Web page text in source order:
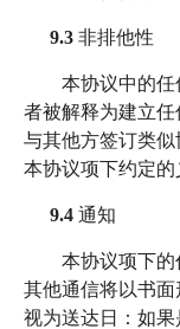
9.3 非排他性
本协议中的任
者被解释为建立
与其他方签订类
本协议项下约定的
9.4 通知
本协议项下的
其他通信将以书面
视为送达日：如